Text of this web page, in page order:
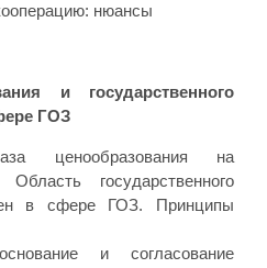
нюансы
и государственного
ГОЗ
ценообразования на
государственного
в сфере ГОЗ. Принципы
и согласование